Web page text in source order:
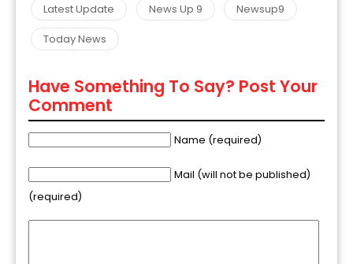
Latest Update
News Up 9
Newsup9
Today News
Have Something To Say? Post Your
Comment
Name (required)
Mail (will not be published)
(required)